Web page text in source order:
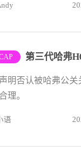
明否认被哈弗公
理。
语